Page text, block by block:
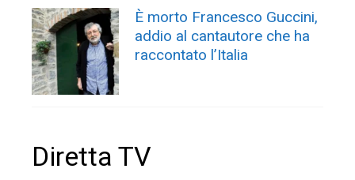
È morto Francesco Guccini,
addio al cantautore che ha
raccontato l’Italia
Diretta TV